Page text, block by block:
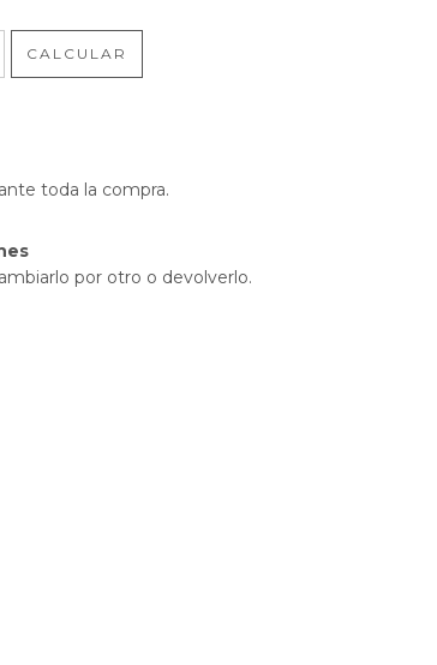
CALCULAR
toda la compra.
por otro o devolverlo.